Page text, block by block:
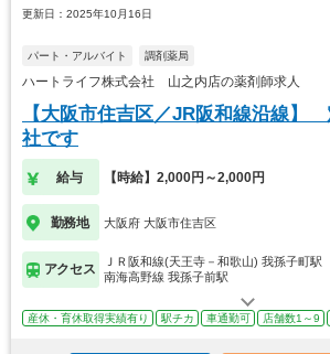
更新日：2025年10月16日
パート・アルバイト 調剤薬局
ハートライフ株式会社 山之内店の薬剤師求人
【大阪市住吉区／JR阪和線沿線】
社です
給与 【時給】2,000円～2,000円
勤務地 大阪府 大阪市住吉区
アクセス
ＪＲ阪和線(天王寺－和歌山) 我孫子町駅
南海高野線 我孫子前駅
産休・育休取得実績有り 駅チカ 車通勤可 店舗数1～9